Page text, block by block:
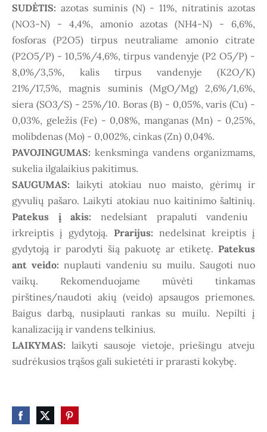
SUDĖTIS: azotas suminis (N) - 11%, nitratinis azotas
(NO3-N) - 4,4%, amonio azotas (NH4-N) - 6,6%,
fosforas (P2O5) tirpus neutraliame amonio citrate
(P2O5/P) - 10,5%/4,6%, tirpus vandenyje (P2 O5/P) -
8,0%/3,5%, kalis tirpus vandenyje (K2O/K)
21%/17,5%, magnis suminis (MgO/Mg) 2,6%/1,6%,
siera (SO3/S) - 25%/10. Boras (B) - 0,05%, varis (Cu) -
0,03%, geležis (Fe) - 0,08%, manganas (Mn) - 0,25%,
molibdenas (Mo) - 0,002%, cinkas (Zn) 0,04%.
PAVOJINGUMAS: kenksminga vandens organizmams,
sukelia ilgalaikius pakitimus.
SAUGUMAS: laikyti atokiau nuo maisto, gėrimų ir
gyvulių pašaro. Laikyti atokiau nuo kaitinimo šaltinių.
Patekus į akis: nedelsiant prapaluti vandeniu
irkreiptis į gydytoją. Prarijus: nedelsinat kreiptis į
gydytoją ir parodyti šią pakuotę ar etiketę. Patekus
ant veido: nuplauti vandeniu su muilu. Saugoti nuo
vaikų. Rekomenduojame mūvėti tinkamas
pirštines/naudoti akių (veido) apsaugos priemones.
Baigus darbą, nusiplauti rankas su muilu. Nepilti į
kanalizaciją ir vandens telkinius.
LAIKYMAS: laikyti sausoje vietoje, priešingu atveju
sudrėkusios trąšos gali sukietėti ir prarasti kokybę.